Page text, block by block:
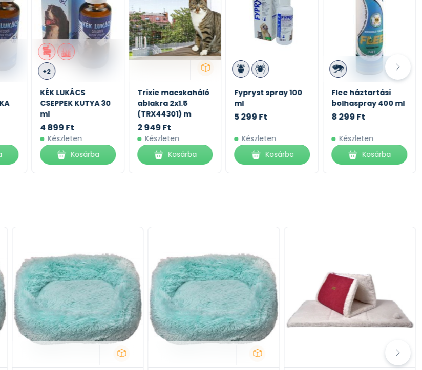
+2
KÉK LUKÁCS
CSEPPEK KUTYA 30
ml
4 899 Ft
Készleten
Kosárba
Trixie macskaháló
ablakra 2x1.5
(TRX44301) m
2 949 Ft
Készleten
Kosárba
Fypryst spray 100
ml
5 299 Ft
Készleten
Kosárba
Flee háztartási
bolhaspray 400 ml
8 299 Ft
Készleten
Kosárba